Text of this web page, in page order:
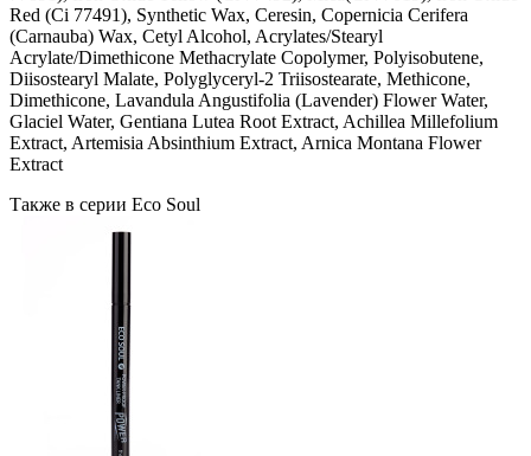
Red (Ci 77491), Synthetic Wax, Ceresin, Copernicia Cerifera
(Carnauba) Wax, Cetyl Alcohol, Acrylates/Stearyl
Acrylate/Dimethicone Methacrylate Copolymer, Polyisobutene,
Diisostearyl Malate, Polyglyceryl-2 Triisostearate, Methicone,
Dimethicone, Lavandula Angustifolia (Lavender) Flower Water,
Glaciel Water, Gentiana Lutea Root Extract, Achillea Millefolium
Extract, Artemisia Absinthium Extract, Arnica Montana Flower
Extract
Также в серии Eco Soul